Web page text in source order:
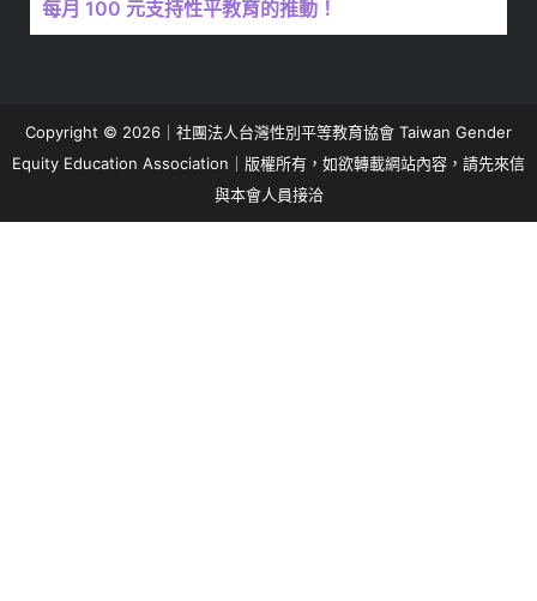
每月 100 元支持性平教育的推動！
Copyright © 2026｜社團法人台灣性別平等教育協會 Taiwan Gender
Equity Education Association｜版權所有，如欲轉載網站內容，請先來信
與本會人員接洽